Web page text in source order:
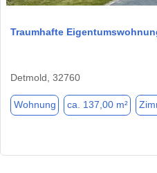
Traumhafte
Detmold, 32760
Wohnung ca. 137,00 m²